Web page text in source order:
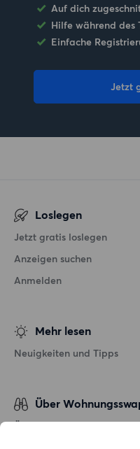
Auf dich
Hilfe während des
Einfache
Jetzt
Loslegen
Jetzt gratis loslegen
Anzeigen suchen
Anmelden
Mehr lesen
Neuigkeiten und Tipps
Über
Über uns